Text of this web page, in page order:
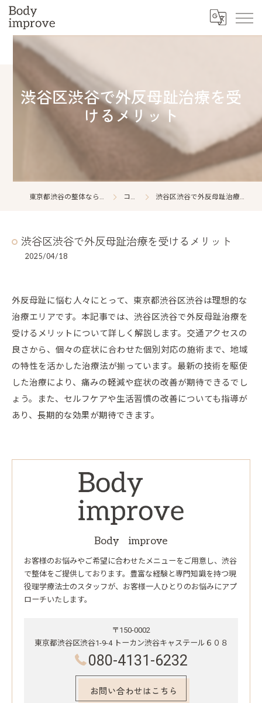
渋谷区渋谷で外反母趾治療を受
けるメリット
東京都渋谷の整体ならBody improve コラム 渋谷区渋谷で外反母趾治療を受けるメリット
渋谷区渋谷で外反母趾治療を受けるメリット
2025/04/18
外反母趾に悩む人々にとって、東京都渋谷区渋谷は理想的な
治療エリアです。本記事では、渋谷区渋谷で外反母趾治療を
受けるメリットについて詳しく解説します。交通アクセスの
良さから、個々の症状に合わせた個別対応の施術まで、地域
の特性を活かした治療法が揃っています。最新の技術を駆使
した治療により、痛みの軽減や症状の改善が期待できるでし
ょう。また、セルフケアや生活習慣の改善についても指導が
あり、長期的な効果が期待できます。
Body improve
お客様のお悩みやご希望に合わせたメニューをご用意し、渋谷
で整体をご提供しております。豊富な経験と専門知識を持つ現
役理学療法士のスタッフが、お客様一人ひとりのお悩みにアプ
ローチいたします。
〒150-0002
東京都渋谷区渋谷1-9-4 トーカン渋谷キャステール６０８
080-4131-6232
お問い合わせはこちら